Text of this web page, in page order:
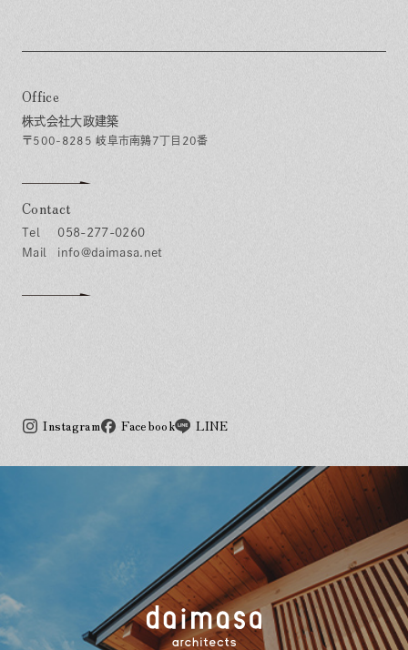
Office
株式会社大政建築
〒500-8285 岐阜市南鶉7丁目20番
Contact
058-277-0260
info@daimasa.net
Instagram Facebook LINE